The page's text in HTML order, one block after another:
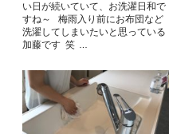
い日が続いていて、お洗濯日和で
すね～ 梅雨入り前にお布団など
洗濯してしまいたいと思っている
加藤です 笑 …